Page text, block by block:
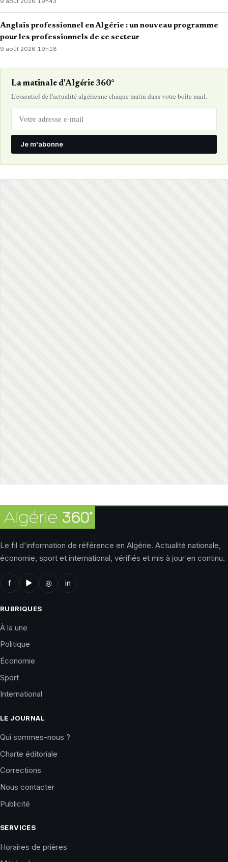
Anglais professionnel en Algérie : un nouveau programme
pour les professionnels de ce secteur
9 août 2026·19h18
La matinale d'Algérie 360°
L'essentiel de l'actualité algérienne chaque matin dans votre boîte mail.
Je m'abonne
Le fil d'information de référence en Algérie. Actualité nationale,
économie, sport et international, vérifiés et mis à jour en continu.
f ▶ ◎ in
RUBRIQUES
À la une
Politique
Économie
Sport
International
LE JOURNAL
Qui sommes-nous ?
Charte éditoriale
Corrections
Nous contacter
Publicité
SERVICES
Horaires de prières